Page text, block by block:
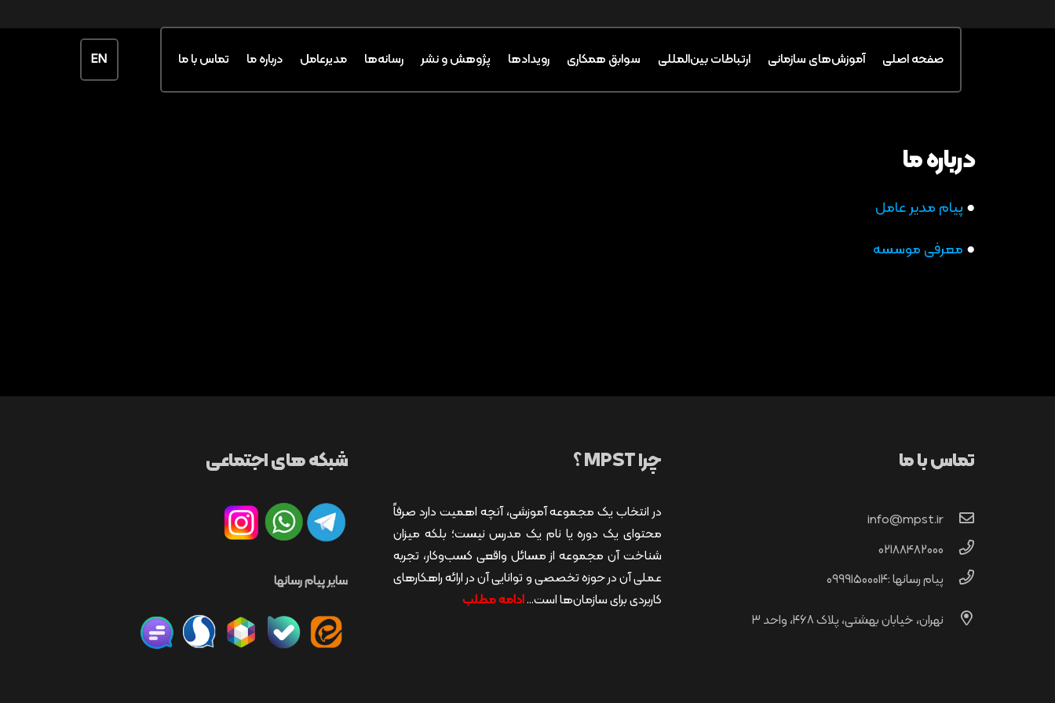
صفحه اصلی آموزش‌های سازمانی ارتباطات بین‌المللی سوابق همکاری رویدادها پژوهش و نشر رسانه‌ها مدیرعامل درباره ما تماس با ما EN
درباره ما
● پیام مدیر عامل
● معرفی موسسه
تماس با ما
info@mpst.ir
02188482000
پیام رسانها :۰۹۹۹۱۵۰۰۰۱۴
نهران، خیابان بهشتی، پلاک ۴۶۸، واحد ۳
چرا MPST ؟
در انتخاب یک مجموعه آموزشی، آنچه اهمیت دارد صرفاً
محتوای یک دوره یا نام یک مدرس نیست؛ بلکه میزان
شناخت آن مجموعه از مسائل واقعی کسب‌وکار، تجربه
عملی آن در حوزه تخصصی و توانایی آن در ارائه راهکارهای
کاربردی برای سازمان‌ها است…ادامه مطلب
شبکه های اجتماعی
سایر پیام رسانها